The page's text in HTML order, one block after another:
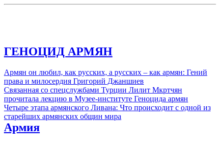
ГЕНОЦИД АРМЯН
Армян он любил, как русских, а русских – как армян: Гений
права и милосердия Григорий Джаншиев
Связанная со спецслужбами Турции Лилит Мкртчян
прочитала лекцию в Музее-институте Геноцида армян
Четыре этапа армянского Ливана: Что происходит с одной из
старейших армянских общин мира
Армия